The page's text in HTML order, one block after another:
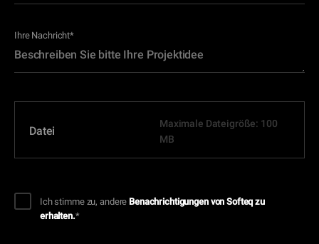
Ihre Nachricht*
Datei
Maximale Dateigröße: 100
MB
Ich stimme zu, andere Benachrichtigungen von Softeq zu
erhalten.*